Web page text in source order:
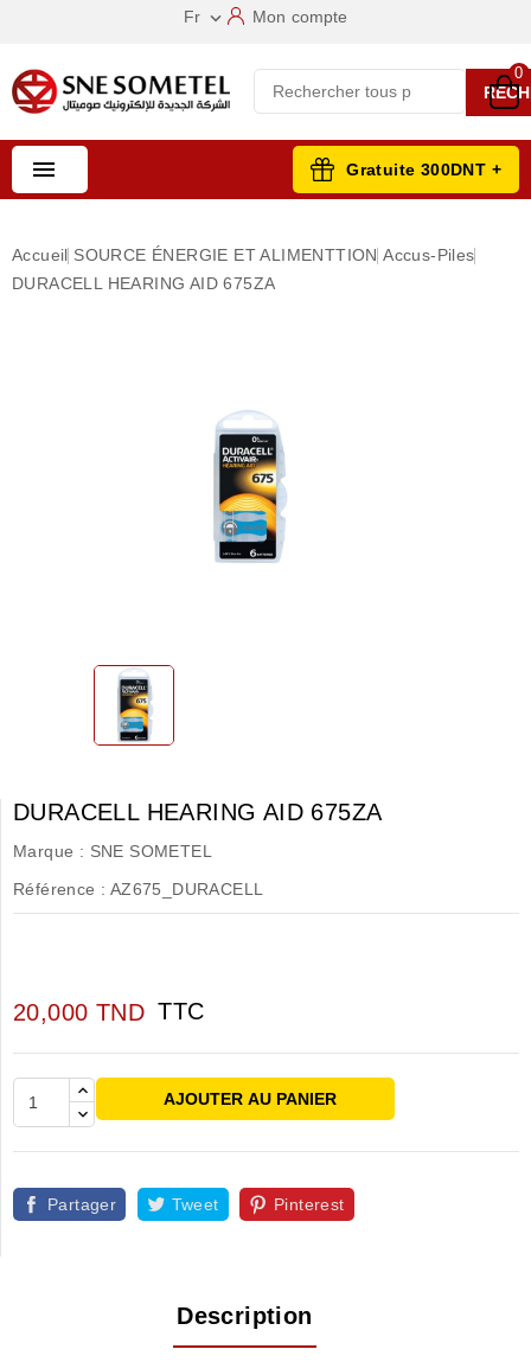
Fr  Mon compte
0
 Gratuite 300DNT +
Accueil SOURCE ÉNERGIE ET ALIMENTTION Accus-Piles
DURACELL HEARING AID 675ZA
DURACELL HEARING AID 675ZA
Marque : SNE SOMETEL
Référence : AZ675_DURACELL
20,000 TND TTC
AJOUTER AU PANIER
Partager Tweet Pinterest
Description